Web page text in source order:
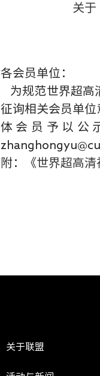
关于
各会员单位：
为规范世界超高
征询相关会员单
体会员予以公
附：《世界超高清
关于联盟